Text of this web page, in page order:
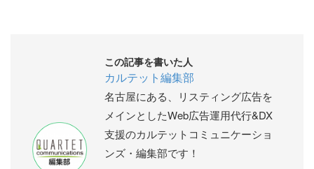
この記事を書いた人
カルテット編集部
名古屋にある、リスティング広告を
メインとしたWeb広告運用代行&DX
支援のカルテットコミュニケーショ
ンズ・編集部です！